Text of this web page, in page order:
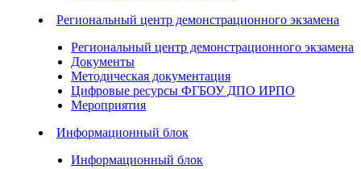
Региональный центр демонстрационного экзамена
Региональный центр демонстрационного экзамена
Документы
Методическая документация
Цифровые ресурсы ФГБОУ ДПО ИРПО
Мероприятия
Информационный блок
Информационный блок